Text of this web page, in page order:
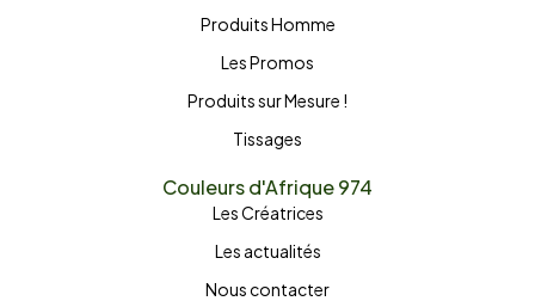
Produits Homme
Les Promos
Produits sur Mesure !
Tissages
Couleurs d'Afrique 974
Les Créatrices
Les actualités
Nous contacter